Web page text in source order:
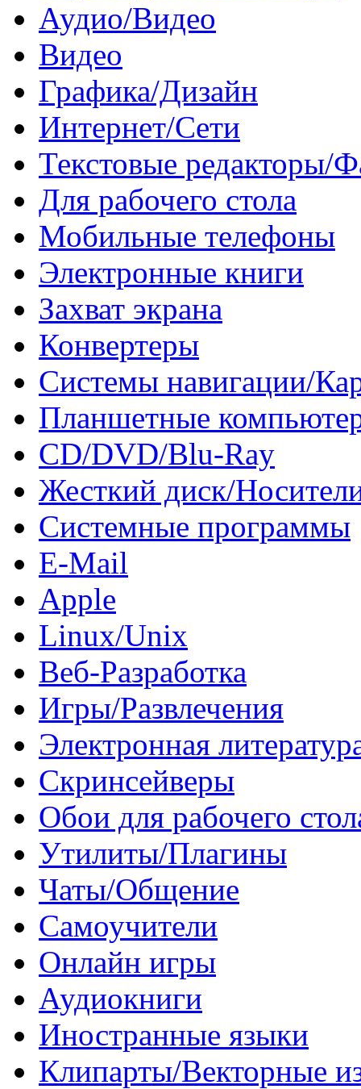
Аудио/Видео
Видео
Графика/Дизайн
Интернет/Сети
Текстовые редакторы/
Для рабочего стола
Мобильные телефоны
Электронные книги
Захват экрана
Конвертеры
Системы навигации/
Планшетные
CD/DVD/Blu-Ray
Жесткий диск/
Системные программы
E-Mail
Apple
Linux/Unix
Веб-Разработка
Игры/Развлечения
Электронная
Скринсейверы
Обои для рабочего
Утилиты/Плагины
Чаты/Общение
Самоучители
Онлайн игры
Аудиокниги
Иностранные языки
Клипарты/Векторные